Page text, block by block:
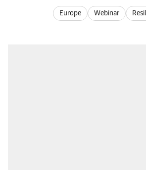
Europe Webinar